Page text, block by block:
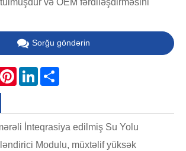
və OEM fərdiləşdirməsini
Sorğu göndərin
PinterestLinkedIn
İnteqrasiya edilmiş Su Yolu
Modulu, müxtəlif yüksək